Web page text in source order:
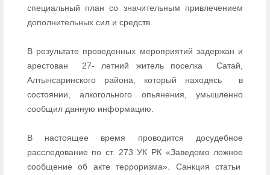
специальный план со значительным привлечением
дополнительных сил и средств.
В результате проведенных мероприятий задержан и
арестован
27- летний житель поселка
Сатай,
Алтынсаринского района, который находясь
в
состоянии, алкогольного опьянения, умышленно
сообщил данную информацию.
В настоящее время проводится досудебное
расследование по ст. 273 УК РК «Заведомо ложное
сообщение об акте терроризма». Санкция статьи